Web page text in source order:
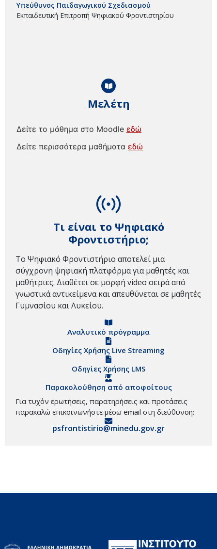
Τι είναι το Ψηφιακό
Φροντιστήριο;
Το Ψηφιακό Φροντιστήριο αποτελεί μια
σύγχρονη ψηφιακή πλατφόρμα για μαθητές και
μαθήτριες. Διαθέτει σε μορφή video σειρά από
γνωστικά αντικείμενα και απευθύνεται σε μαθητές
Γυμνασίου και Λυκείου.
Αναλυτικό πρόγραμμα
Οδηγίες Χρήσης Live Streaming
Οδηγίες Χρήσης LMS
Παρακολούθηση από αποφοίτους
Για τυχόν ερωτήσεις, παρατηρήσεις και προτάσεις
παρακαλώ επικοινωνήστε μέσω email στη διεύθυνση:
psfrontistirio@minedu.gov.gr
Μελέτη
Δείτε το μάθημα στο Moodle εδώ
Δείτε περισσότερα μαθήματα εδώ
Υπεύθυνος Παιδαγωγικού Σχεδιασμού
Εκπαιδευτική Επιτροπή Ψηφιακού Φροντιστηρίου